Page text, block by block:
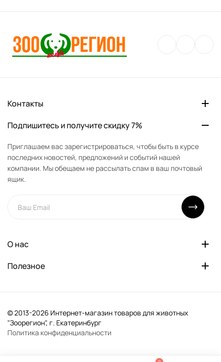
Контакты
Подпишитесь и получите скидку 7%
Приглашаем вас зарегистрироваться, чтобы быть в курсе
последних новостей, предложений и событий нашей
компании. Мы обещаем не рассылать спам в ваш почтовый
ящик.
О нас
Полезное
© 2013-2026 Интернет-магазин товаров для животных
"Зоорегион", г. Екатеринбург
Политика конфиденциальности